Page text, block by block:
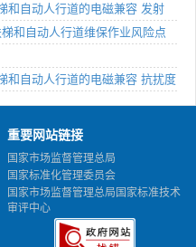
和自动人行道的电磁兼容 发射
和自动人行道维保作业风险点
和自动人行道的电磁兼容 抗扰度
重要网站链接
国家市场监督管理总局
国家标准化管理委员会
国家市场监督管理总局国家标准技术
审评中心